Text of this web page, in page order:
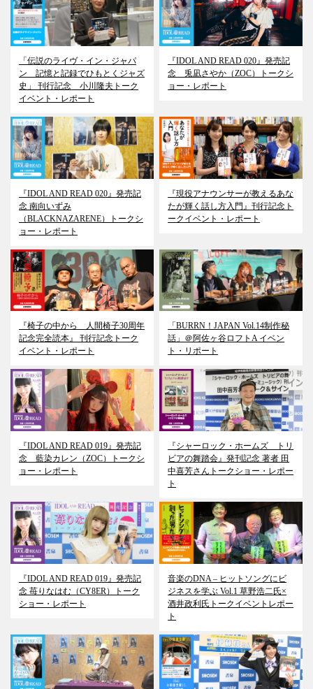
「伝説のライヴ・イン・ジャパ
ン 記憶と記録でひもとくジャズ
史」 刊行記念 小川隆夫トーク
イベント・レポート
『IDOL AND READ 020』発売記
念 兎凪さやか（ZOC）トークシ
ョー・レポート
『IDOL AND READ 020』発売記
念 南向いずみ
（BLACKNAZARENE）トークシ
ョー・レポート
『現役アナウンサーが教えるあな
たが輝く話し方入門』刊行記念ト
ークイベント・レポート
『椅子の中から 人間椅子30周年
記念完全読本』 刊行記念トーク
イベント・レポート
「BURRN！JAPAN Vol.14制作秘
話」＠阿佐ヶ谷ロフトA イベン
ト・リポート
『IDOL AND READ 019』発売記
念 藍染カレン（ZOC）トークシ
ョー・レポート
『シャーロック・ホームズ トリ
ビアの舞踏会』発刊記念 著者 田
中喜芳さんトークショー・レポー
ト
『IDOL AND READ 019』発売記
念 苺りなはむ（CY8ER）トーク
ショー・レポート
音楽のDNA – ヒットソングにビ
ジネスを学ぶ Vol.1 草野浩二氏×
酒井政利氏トークイベントレポー
ト